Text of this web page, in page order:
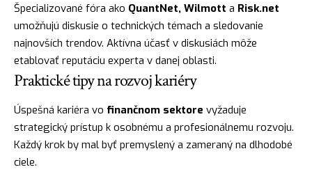
Špecializované fóra ako QuantNet, Wilmott a Risk.net
umožňujú diskusie o technických témach a sledovanie
najnovších trendov. Aktívna účasť v diskusiách môže
etablovať reputáciu experta v danej oblasti.
Praktické tipy na rozvoj kariéry
Úspešná kariéra vo finančnom sektore vyžaduje
strategický prístup k osobnému a profesionálnemu rozvoju.
Každý krok by mal byť premyslený a zameraný na dlhodobé
ciele.